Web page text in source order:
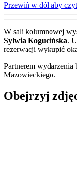
Przewiń w dół aby
W sali kolumnowej
Sylwia Kogucińska.
rezerwacji wykupić
Partnerem wydarzenia
Mazowieckiego.
Obejrzyj